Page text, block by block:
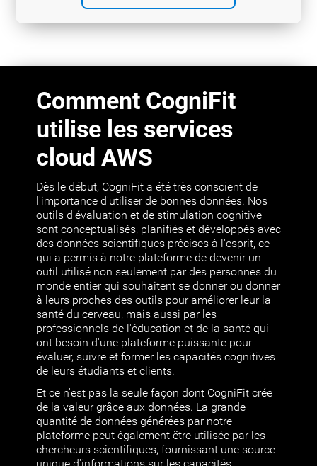
Comment CogniFit
utilise les services
cloud AWS
Dès le début, CogniFit a été très conscient de
l'importance d'utiliser de bonnes données. Nos
outils d'évaluation et de stimulation cognitive
sont conceptualisés, planifiés et développés avec
des données scientifiques précises à l'esprit, ce
qui a permis à notre plateforme de devenir un
outil utilisé non seulement par des personnes du
monde entier qui souhaitent se donner ou donner
à leurs proches des outils pour améliorer leur la
santé du cerveau, mais aussi par les
professionnels de l'éducation et de la santé qui
ont besoin d'une plateforme puissante pour
évaluer, suivre et former les capacités cognitives
de leurs étudiants et clients.
Et ce n'est pas la seule façon dont CogniFit crée
de la valeur grâce aux données. La grande
quantité de données générées par notre
plateforme peut également être utilisée par les
chercheurs scientifiques, fournissant une source